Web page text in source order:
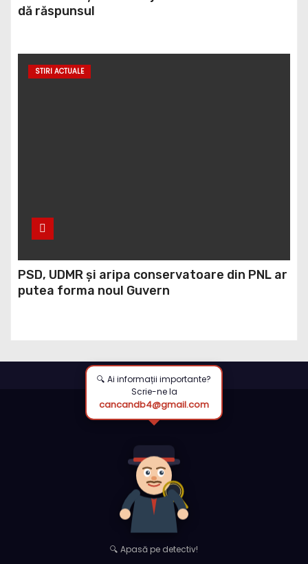
dă răspunsul
STIRI ACTUALE
PSD, UDMR și aripa conservatoare din PNL ar
putea forma noul Guvern
🔍 Ai informații importante?
Scrie-ne la
cancandb4@gmail.com
🔍 Apasă pe detectiv!